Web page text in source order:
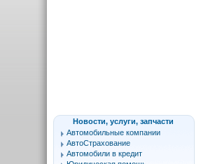
Новости, услуги, запчасти
Автомобильные компании
АвтоСтрахование
Автомобили в кредит